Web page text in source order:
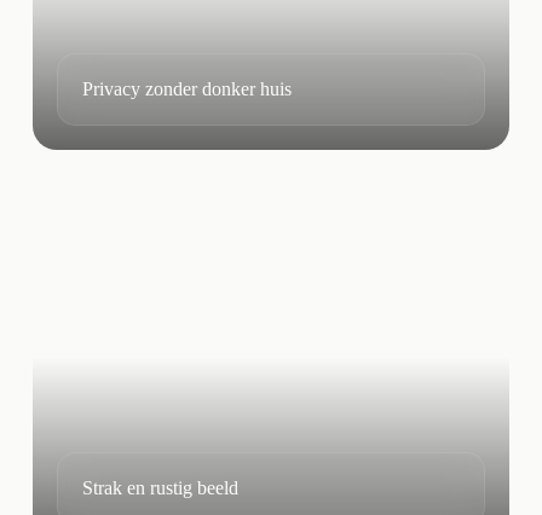
Privacy zonder donker huis
Strak en rustig beeld